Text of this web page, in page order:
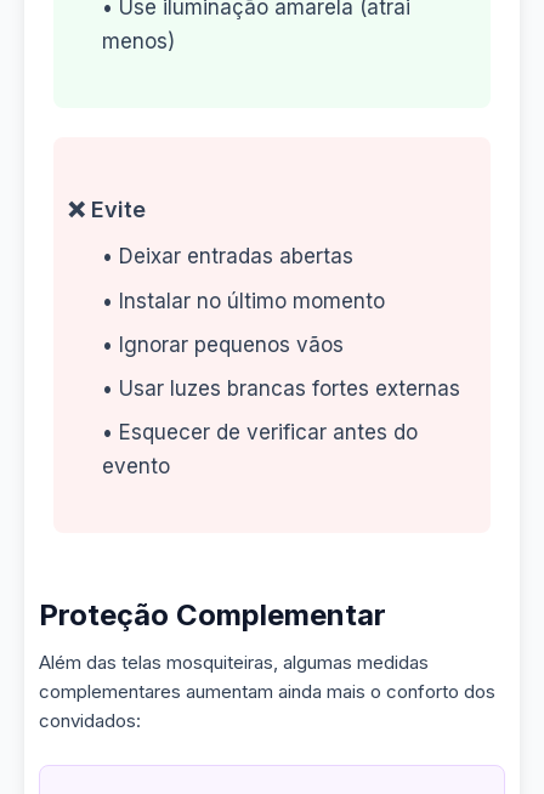
• Use iluminação amarela (atrai
menos)
❌ Evite
• Deixar entradas abertas
• Instalar no último momento
• Ignorar pequenos vãos
• Usar luzes brancas fortes externas
• Esquecer de verificar antes do
evento
Proteção Complementar
Além das telas mosquiteiras, algumas medidas
complementares aumentam ainda mais o conforto dos
convidados: